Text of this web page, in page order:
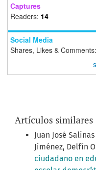
Captures
Readers: 14
Social Media
Shares, Likes & Comments:
Artículos similares
Juan José
Jiménez, Delfín
ciudadano en